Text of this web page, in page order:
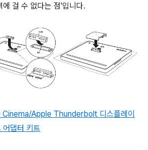
걸 수 없다는 점'입니다.
Apple Thunderbolt 디스플레이
댑터 키트